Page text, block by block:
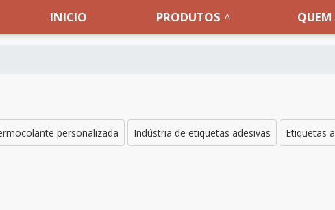
INICIO PRODUTOS
personalizada Indústria de etiquetas adesivas Etiquetas